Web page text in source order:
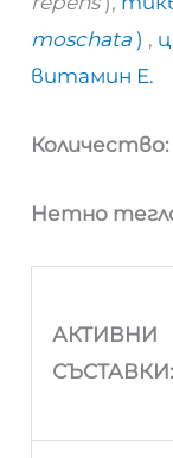
moschata ) ,
витамин Е.
Количество:
Нетно
АКТИВНИ
СЪСТАВКИ: